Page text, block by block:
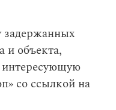
и объекта,
со ссылкой на